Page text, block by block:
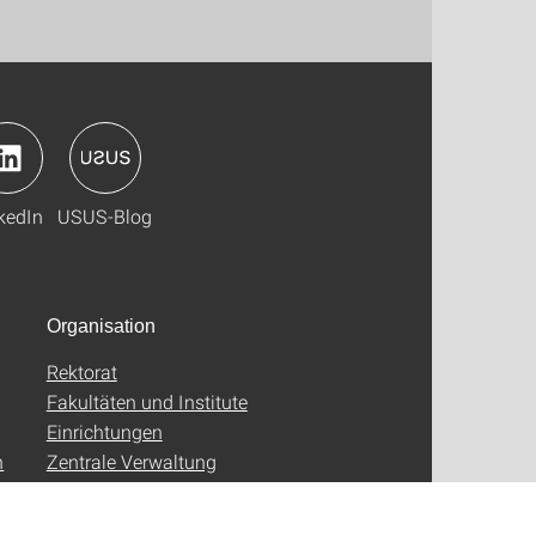
USUS-Blog
Organisation
Rektorat
Fakultäten und Institute
Einrichtungen
Zentrale Verwaltung